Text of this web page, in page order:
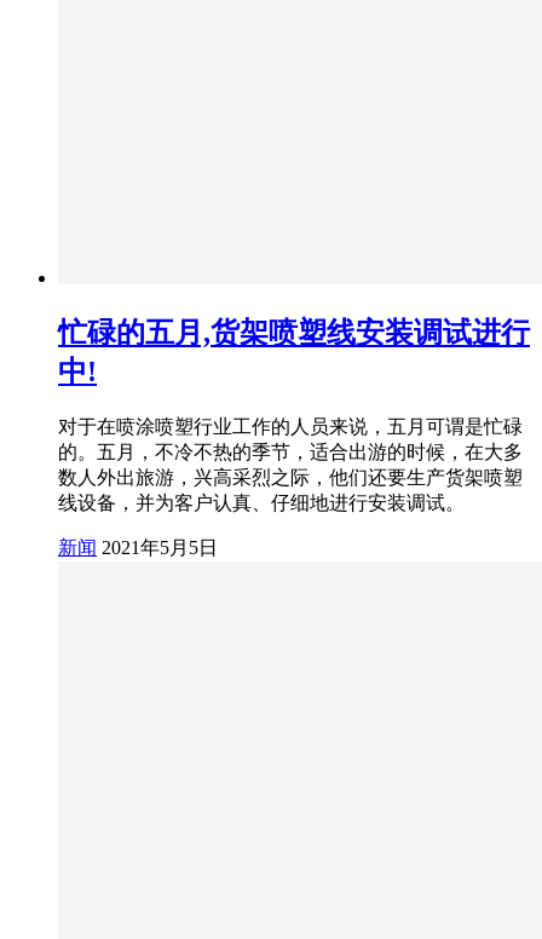
忙碌的五月,货架喷塑线安装调试进行
中!
对于在喷涂喷塑行业工作的人员来说，五月可谓是忙碌
的。五月，不冷不热的季节，适合出游的时候，在大多
数人外出旅游，兴高采烈之际，他们还要生产货架喷塑
线设备，并为客户认真、仔细地进行安装调试。
新闻 2021年5月5日